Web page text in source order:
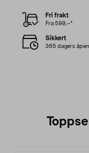
Fri frakt
Fra 599,–*
Sikkert
365 dagers